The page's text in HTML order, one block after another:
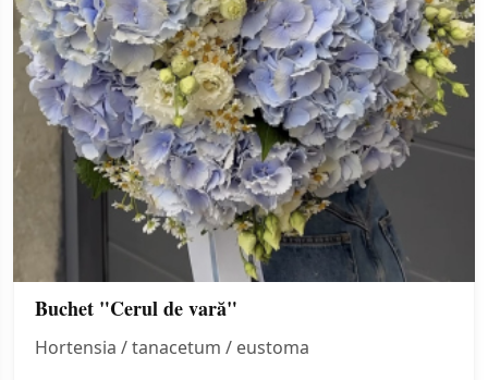
Buchet "Cerul de vară"
Hortensia / tanacetum / eustoma